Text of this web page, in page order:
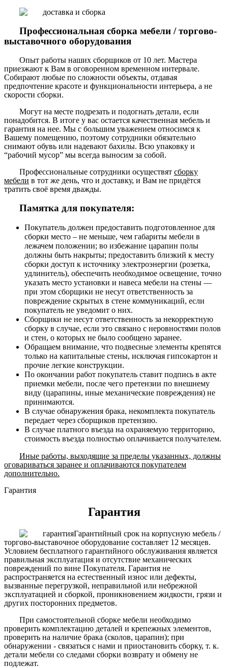
Профессиональная сборка мебели / торгово-
выставочного оборудования
Опыт работы наших сборщиков от 10 лет. Мастера
приезжают к Вам в оговоренном временном интервале.
Собирают любые по сложности объекты, отдавая
предпочтение красоте и функциональности интерьера, а не
скорости сборки.
Могут на месте подрезать и подогнать детали, если
понадобится. В итоге у вас остается качественная мебель и
гарантия на нее. Мы с большим уважением относимся к
Вашему помещению, поэтому сотрудники обязательно
снимают обувь или надевают бахилы. Всю упаковку и
“рабочий мусор” мы всегда выносим за собой.
Профессиональные сотрудники осуществят сборку
мебели в тот же день, что и доставку, и Вам не придётся
тратить своё время дважды.
Памятка для покупателя:
Покупатель должен предоставить подготовленное для
сборки место – не меньше, чем габариты мебели в
лежачем положении; во избежание царапин полы
должны быть накрыты; предоставить близкий к месту
сборки доступ к источнику электроэнергии (розетка,
удлинитель), обеспечить необходимое освещение, точно
указать место установки и навеса мебели на стены —
при этом сборщики не несут ответственность за
повреждение скрытых в стене коммуникаций, если
покупатель не уведомит о них.
Сборщики не несут ответственность за некорректную
сборку в случае, если это связано с неровностями полов
и стен, о которых не было сообщено заранее.
Обращаем внимание, что подвесные элементы крепятся
только на капитальные стены, исключая гипсокартон и
прочие легкие конструкции.
По окончании работ покупатель ставит подпись в акте
приемки мебели, после чего претензии по внешнему
виду (царапины, иные механические повреждения) не
принимаются.
В случае обнаружения брака, некомплекта покупатель
передает через сборщиков претензию.
В случае платного въезда на охраняемую территорию,
стоимость въезда полностью оплачивается получателем.
Иные работы, выходящие за пределы указанных, должны
оговариваться заранее и оплачиваются покупателем
дополнительно.
Гарантия
Гарантия
Гарантийный срок на корпусную мебель /
торгово-выставочное оборудование составляет 12 месяцев.
Условием бесплатного гарантийного обслуживания является
правильная эксплуатация и отсутствие механических
повреждений по вине Покупателя. Гарантия не
распространяется на естественный износ или дефекты,
вызванные перегрузкой, неправильной или небрежной
эксплуатацией и сборкой, проникновением жидкости, грязи и
других посторонних предметов.
При самостоятельной сборке мебели необходимо
проверить комплектацию деталей и крепежных элементов,
проверить на наличие брака (сколов, царапин); при
обнаружении - связаться с нами и приостановить сборку, т. к.
детали мебели со следами сборки возврату и обмену не
подлежат.